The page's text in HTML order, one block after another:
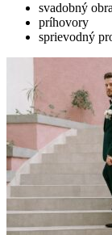
svadobný
príhovory
sprievodný